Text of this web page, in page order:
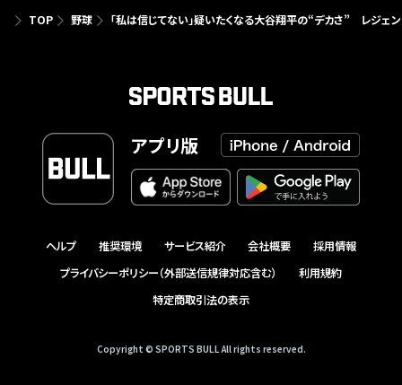
TOP 野球 「私は信じてない」疑いたくなる大谷翔平の“デカさ” レジェ
アプリ版
ヘルプ 推奨環境 サービス紹介 会社概要
採用情報
プライバシーポリシー（外部送信規律対応含む）
利用規約
特定商取引法の表示
Copyright © SPORTS BULL All rights reserved.